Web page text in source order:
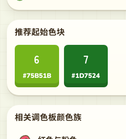
推荐起始色块
6
#75B51B
7
#1D7524
相关调色板颜色族